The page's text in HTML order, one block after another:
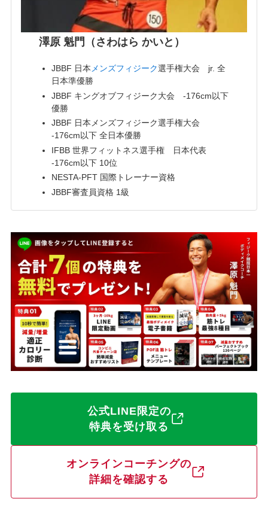
澤原 魁門（さわはら かいと）
JBBF 日本メンズフィジーク選手権大会 jr. 全
日本準優勝
JBBF キングオブフィジーク大会 -176cm以下
優勝
JBBF 日本メンズフィジーク選手権大会
-176cm以下 全日本優勝
IFBB 世界フィットネス選手権 日本代表
-176cm以下 10位
NESTA-PFT 国際トレーナー資格
JBBF審査員資格 1級
公式LINE限定の
特典を受け取る
オンラインコーチングの
詳細を確認する